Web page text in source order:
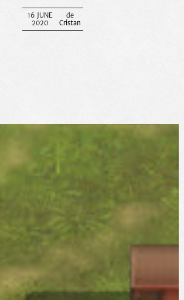
16 JUNE
2020
Cristan